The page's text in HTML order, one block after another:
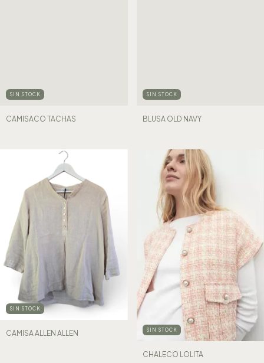
SIN STOCK
CAMISACO TACHAS
SIN STOCK
BLUSA OLD NAVY
SIN STOCK
CAMISA ALLEN ALLEN SIN STOCK
CHALECO LOLITA